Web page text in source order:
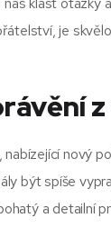
je
nový
být spíše
a detailní